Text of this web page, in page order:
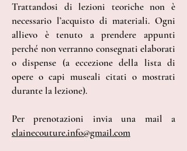
Trattandosi di lezioni teoriche non è
necessario l’acquisto di materiali. Ogni
allievo è tenuto a prendere appunti
perché non verranno consegnati elaborati
o dispense (a eccezione della lista di
opere o capi museali citati o mostrati
durante la lezione).
​Per prenotazioni invia una mail a
elainecouture.info@gmail.com